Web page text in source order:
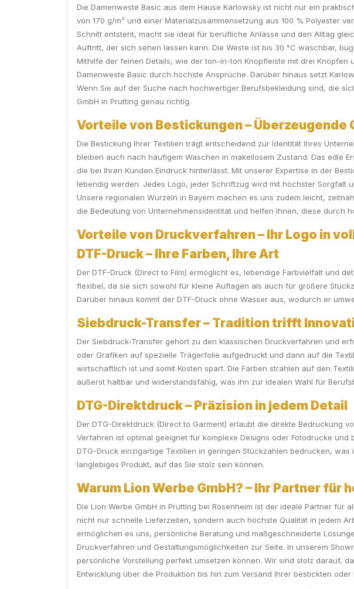
Die Damenweste Basic aus dem Hause Karlowsky ist nicht nur ein
von 170 g/m² und einer Materialzusammensetzung aus 100 % Polyester
Schnitt entsteht, macht sie ideal für berufliche Anlässe und den Alltag
Auftritt, der sich sehen lassen kann. Die Weste ist bis 30 °C waschbar,
Mithilfe der feinen Details, wie der ton-in-ton Knopfleiste mit drei
Damenweste Basic durch höchste Ansprüche. Darüber hinaus setzt
Wenn Sie auf der Suche nach hochwertiger Berufsbekleidung sind, die
GmbH in Prutting genau richtig.
Vorteile von Bestickungen – Überzeugende
Die Bestickung Ihrer Textilien trägt entscheidend zur Identität Ihres
bleiben auch nach häufigem Waschen in makellosem Zustand. Das edle
die bei Ihren Kunden Eindruck hinterlässt. Mit unserer Expertise in der
lebendig werden. Jedes Logo, jeder Schriftzug wird mit höchster Sorgfalt
Unsere regionalen Wurzeln in Bayern machen es uns zudem leicht,
die Bedeutung von Unternehmensidentität und helfen Ihnen, diese durch
Vorteile von Druckverfahren – Ihr Logo in
DTF-Druck – Ihre Farben, Ihre Art
Der DTF-Druck (Direct to Film) ermöglicht es, lebendige Farbvielfalt und
flexibel, da sie sich sowohl für kleine Auflagen als auch für größere
Darüber hinaus kommt der DTF-Druck ohne Wasser aus, wodurch er
Siebdruck-Transfer – Tradition trifft
Der Siebdruck-Transfer gehört zu den klassischen Druckverfahren und
oder Grafiken auf spezielle Trägerfolie aufgedruckt und dann auf die
wirtschaftlich ist und somit Kosten spart. Die Farben strahlen auf den
äußerst haltbar und widerstandsfähig, was ihn zur idealen Wahl für
DTG-Direktdruck – Präzision in jedem Detail
Der DTG-Direktdruck (Direct to Garment) erlaubt die direkte Bedruckung
Verfahren ist optimal geeignet für komplexe Designs oder Fotodrucke
DTG-Druck einzigartige Textilien in geringen Stückzahlen bedrucken,
langlebiges Produkt, auf das Sie stolz sein können.
Warum Lion Werbe GmbH? – Ihr Partner
Die Lion Werbe GmbH in Prutting bei Rosenheim ist der ideale Partner
nicht nur schnelle Lieferzeiten, sondern auch höchste Qualität in jedem
ermöglichen es uns, persönliche Beratung und maßgeschneiderte
Druckverfahren und Gestaltungsmöglichkeiten zur Seite. In unserem
persönliche Vorstellung perfekt umsetzen können. Wir sind stolz darauf,
Entwicklung über die Produktion bis hin zum Versand Ihrer bestickten oder